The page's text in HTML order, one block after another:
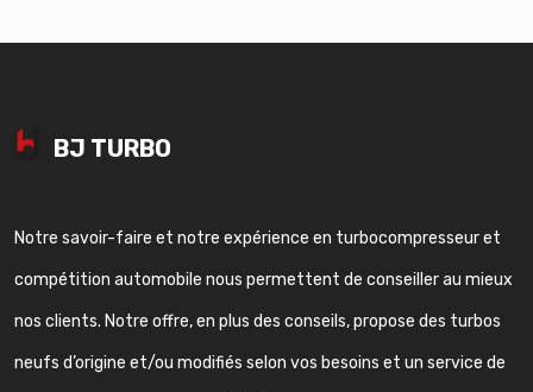
BJ TURBO
Notre savoir-faire et notre expérience en turbocompresseur et
compétition automobile nous permettent de conseiller au mieux
nos clients. Notre offre, en plus des conseils, propose des turbos
neufs d’origine et/ou modifiés selon vos besoins et un service de